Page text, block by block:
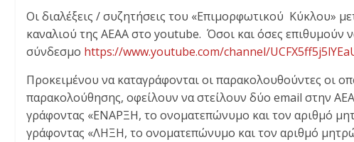
Οι διαλέξεις / συζητήσεις του «Επιμορφωτικού Κύκλου»
καναλιού της ΑΕΑΑ στο youtube. Όσοι και όσες
σύνδεσμο https://www.youtube.com/channel/
Προκειμένου να καταγράφονται οι παρακολουθούντες οι
παρακολούθησης, οφείλουν να στείλουν δύο email στην
γράφοντας «ΕΝΑΡΞΗ, το ονοματεπώνυμο και τον αριθμό
γράφοντας «ΛΗΞΗ, το ονοματεπώνυμο και τον αριθμό